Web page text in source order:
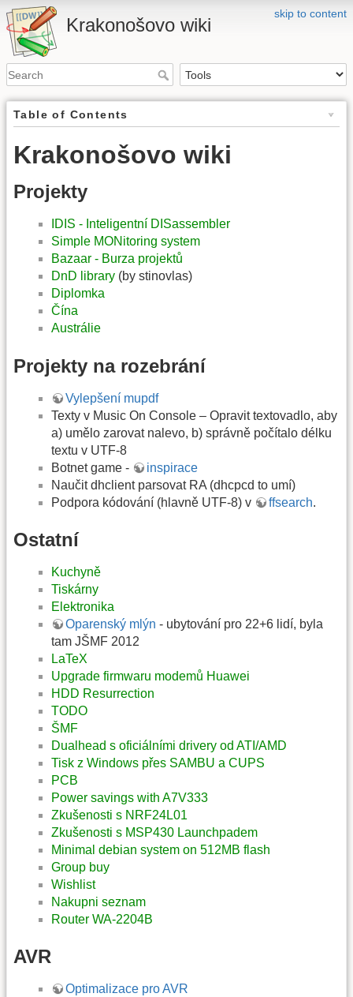
skip to content
Krakonošovo wiki
Table of Contents
Krakonošovo wiki
Projekty
IDIS - Inteligentní DISassembler
Simple MONitoring system
Bazaar - Burza projektů
DnD library (by stinovlas)
Diplomka
Čína
Austrálie
Projekty na rozebrání
Vylepšení mupdf
Texty v Music On Console – Opravit textovadlo, aby
a) umělo zarovat nalevo, b) správně počítalo délku
textu v UTF-8
Botnet game -
inspirace
Naučit dhclient parsovat RA (dhcpcd to umí)
Podpora kódování (hlavně UTF-8) v
ffsearch.
Ostatní
Kuchyně
Tiskárny
Elektronika
Oparenský mlýn - ubytování pro 22+6 lidí, byla
tam JŠMF 2012
LaTeX
Upgrade firmwaru modemů Huawei
HDD Resurrection
TODO
ŠMF
Dualhead s oficiálními drivery od ATI/AMD
Tisk z Windows přes SAMBU a CUPS
PCB
Power savings with A7V333
Zkušenosti s NRF24L01
Zkušenosti s MSP430 Launchpadem
Minimal debian system on 512MB flash
Group buy
Wishlist
Nakupni seznam
Router WA-2204B
AVR
Optimalizace pro AVR